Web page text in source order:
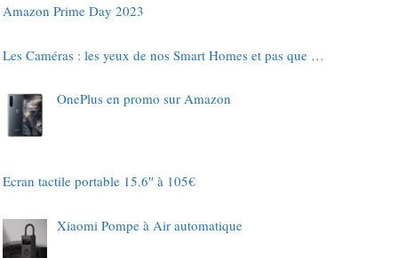
Amazon Prime Day 2023
Les Caméras : les yeux de nos Smart Homes et pas que …
OnePlus en promo sur Amazon
Ecran tactile portable 15.6″ à 105€
Xiaomi Pompe à Air automatique